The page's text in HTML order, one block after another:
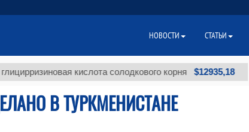
кислота солодкового корня $12935,18
В ТУРКМЕНИСТАНЕ
НОВОСТИ СТАТЬИ